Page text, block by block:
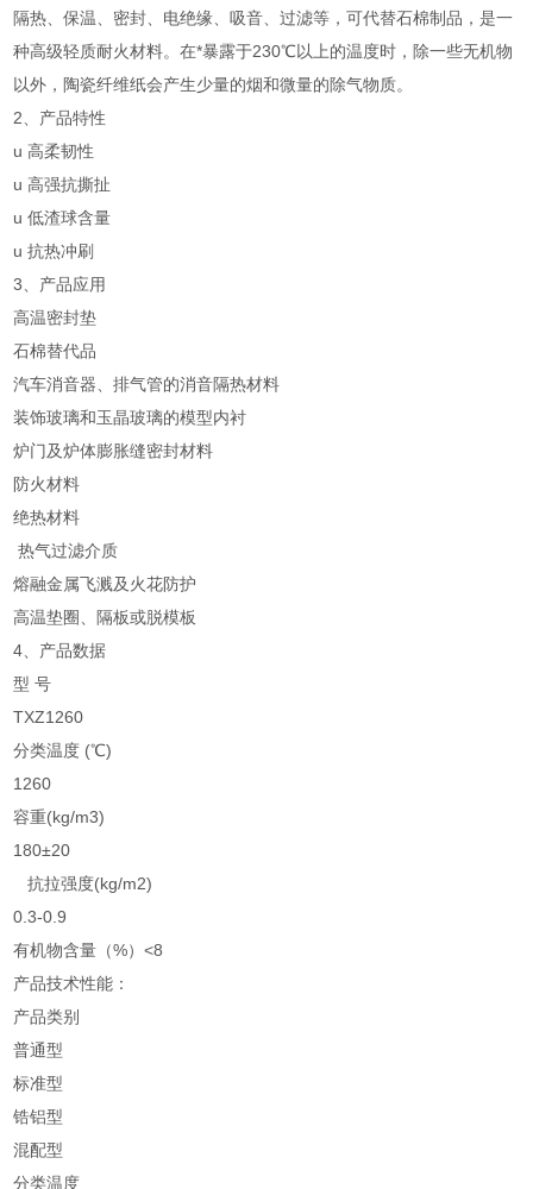
隔热、保温、密封、电绝缘、吸音、过滤等，可代替石棉制品，是一
种高级轻质耐火材料。在*暴露于230℃以上的温度时，除一些无机物
以外，陶瓷纤维纸会产生少量的烟和微量的除气物质。
2、产品特性
u 高柔韧性
u 高强抗撕扯
u 低渣球含量
u 抗热冲刷
3、产品应用
高温密封垫
石棉替代品
汽车消音器、排气管的消音隔热材料
装饰玻璃和玉晶玻璃的模型内衬
炉门及炉体膨胀缝密封材料
防火材料
绝热材料
热气过滤介质
熔融金属飞溅及火花防护
高温垫圈、隔板或脱模板
4、产品数据
型 号
TXZ1260
分类温度 (℃)
1260
容重(kg/m3)
180±20
抗拉强度(kg/m2)
0.3-0.9
有机物含量（%）<8
产品技术性能：
产品类别
普通型
标准型
锆铝型
混配型
分类温度